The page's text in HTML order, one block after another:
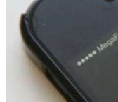
Покушение на
напала на
12:39
Сладкий
парке прошёл